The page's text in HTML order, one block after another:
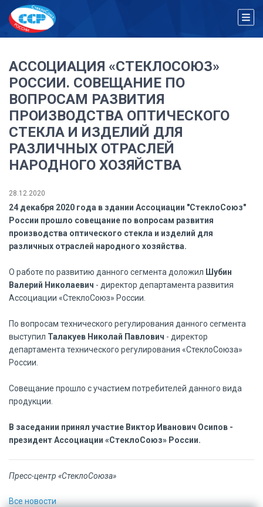
АССОЦИАЦИЯ «СТЕКЛОСОЮЗ»
РОССИИ. СОВЕЩАНИЕ ПО
ВОПРОСАМ РАЗВИТИЯ
ПРОИЗВОДСТВА ОПТИЧЕСКОГО
СТЕКЛА И ИЗДЕЛИЙ ДЛЯ
РАЗЛИЧНЫХ ОТРАСЛЕЙ
НАРОДНОГО ХОЗЯЙСТВА
28.12.2020
24 декабря 2020 года в здании Ассоциации "СтеклоСоюз"
России прошло совещание по вопросам развития
производства оптического стекла и изделий для
различных отраслей народного хозяйства.
О работе по развитию данного сегмента доложил Шубин
Валерий Николаевич - директор департамента развития
Ассоциации «СтеклоСоюз» России.
По вопросам технического регулирования данного сегмента
выступил Талакуев Николай Павлович - директор
департамента технического регулирования «СтеклоСоюза»
России.
Совещание прошло с участием потребителей данного вида
продукции.
В заседании принял участие Виктор Иванович Осипов -
президент Ассоциации «СтеклоСоюз» России.
Пресс-центр «СтеклоСоюза»
Все новости